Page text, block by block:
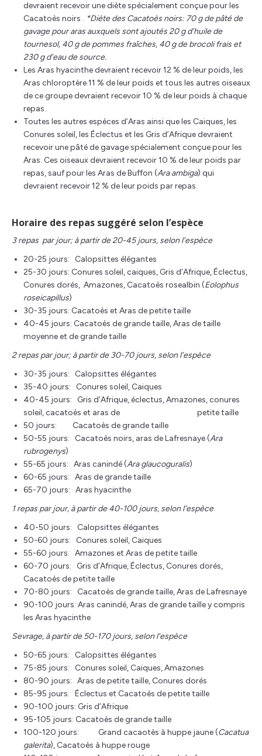
devraient recevoir une diète spécialement conçue pour les
Cacatoès noirs . *Diète des Cacatoès noirs: 70 g de pâté de
gavage pour aras auxquels sont ajoutés 20 g d’huile de
tournesol, 40 g de pommes fraîches, 40 g de brocoli frais et
230 g d’eau de source.
Les Aras hyacinthe devraient recevoir 12 % de leur poids, les
Aras chloroptère 11 % de leur poids et tous les autres oiseaux
de ce groupe devraient recevoir 10 % de leur poids à chaque
repas.
Toutes les autres espèces d’Aras ainsi que les Caiques, les
Conures soleil, les Éclectus et les Gris d’Afrique devraient
recevoir une pâté de gavage spécialement conçue pour les
Aras. Ces oiseaux devraient recevoir 10 % de leur poids par
repas, sauf pour les Aras de Buffon (Ara ambiga) qui
devraient recevoir 12 % de leur poids par repas.
Horaire des repas suggéré selon l’espèce
3 repas par jour; à partir de 20-45 jours, selon l’espèce
20-25 jours: Calopsittes élégantes
25-30 jours: Conures soleil, caiques, Gris d’Afrique, Éclectus,
Conures dorés, Amazones, Cacatoès rosealbin (Eolophus
roseicapillus)
30-35 jours: Cacatoès et Aras de petite taille
40-45 jours: Cacatoès de grande taille, Aras de taille
moyenne et de grande taille
2 repas par jour; à partir de 30-70 jours, selon l’espèce
30-35 jours: Calopsittes élégantes
35-40 jours: Conures soleil, Caiques
40-45 jours: Gris d’Afrique, éclectus, Amazones, conures
soleil, cacatoès et aras de petite taille
50 jours: Cacatoès de grande taille
50-55 jours: Cacatoès noirs, aras de Lafresnaye (Ara
rubrogenys)
55-65 jours: Aras canindé (Ara glaucoguralis)
60-65 jours: Aras de grande taille
65-70 jours: Aras hyacinthe
1 repas par jour, à partir de 40-100 jours, selon l’espèce
40-50 jours: Calopsittes élégantes
50-60 jours: Conures soleil, Caiques
55-60 jours: Amazones et Aras de petite taille
60-70 jours: Gris d’Afrique, Éclectus, Conures dorés,
Cacatoès de petite taille
70-80 jours: Cacatoès de grande taille, Aras de Lafresnaye
90-100 jours: Aras canindé, Aras de grande taille y compris
les Aras hyacinthe
Sevrage, à partir de 50-170 jours, selon l’espèce
50-65 jours: Calopsittes élégantes
75-85 jours: Conures soleil, Caiques, Amazones
80-90 jours: Aras de petite taille, Conures dorés
85-95 jours: Éclectus et Cacatoès de petite taille
90-100 jours: Gris d’Afrique
95-105 jours: Cacatoès de grande taille
100-120 jours: Grand cacaotès à huppe jaune (Cacatua
galerita), Cacatoès à huppe rouge